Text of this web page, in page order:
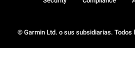
© Garmin Ltd. o sus subsidiarias. Todos